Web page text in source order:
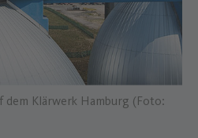
dem Klärwerk Hamburg (Foto: